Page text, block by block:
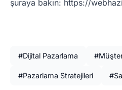
şuraya bakın: https://
#Dijital Pazarlama
#Pazarlama Stratejileri